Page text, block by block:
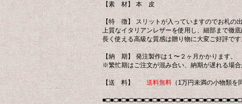
【素 材】 本 皮
【特 徴】 スリットが入っていますのでお札の
上質なイタリアンレザーを使用し、細部まで徹
長く使える高級な質感は贈り物に大変ご好評です
【納 期】 発注製作は１〜２ヶ月かかります。
※繁忙期はご注文が混み合い、納期が遅れる場
【送 料】 送料無料 （1万円未満の小物類